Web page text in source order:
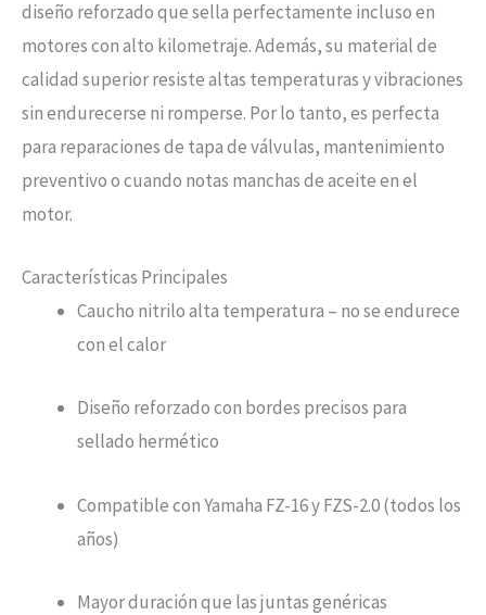
diseño reforzado que sella perfectamente incluso en
motores con alto kilometraje. Además, su material de
calidad superior resiste altas temperaturas y vibraciones
sin endurecerse ni romperse. Por lo tanto, es perfecta
para reparaciones de tapa de válvulas, mantenimiento
preventivo o cuando notas manchas de aceite en el
motor.
Características Principales
Caucho nitrilo alta temperatura – no se endurece
con el calor
Diseño reforzado con bordes precisos para
sellado hermético
Compatible con Yamaha FZ-16 y FZS-2.0 (todos los
años)
Mayor duración que las juntas genéricas